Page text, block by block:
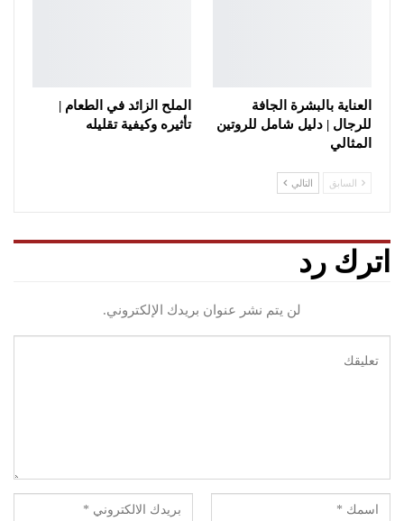
العناية بالبشرة الجافة
للرجال | دليل شامل للروتين
المثالي
الملح الزائد في الطعام |
تأثيره وكيفية تقليله
السابق التالي
اترك رد
لن يتم نشر عنوان بريدك الإلكتروني.